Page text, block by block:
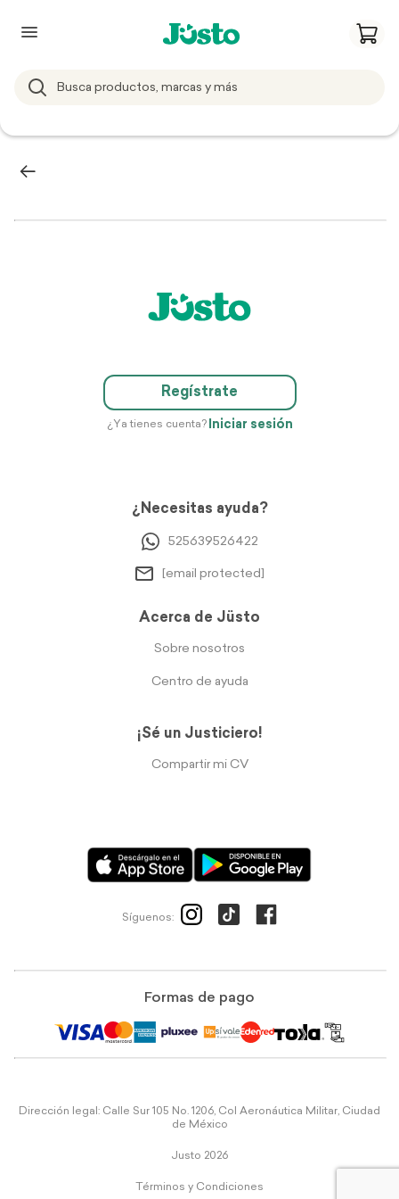
Regístrate
¿Ya tienes cuenta? Iniciar sesión
¿Necesitas ayuda?
525639526422
[email protected]
Acerca de Jüsto
Sobre nosotros
Centro de ayuda
¡Sé un Justiciero!
Compartir mi CV
Síguenos:
Formas de pago
Dirección legal: Calle Sur 105 No. 1206, Col Aeronáutica Militar, Ciudad
de México
Justo 2026
Términos y Condiciones